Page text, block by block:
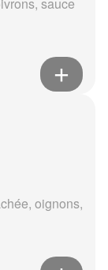
sauce
oignons,